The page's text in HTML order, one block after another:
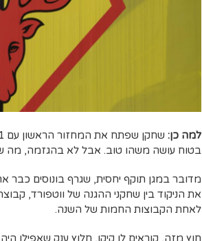
למה כן:
בטוח עושה משהו טוב. אבל לא בהגזמה, מה
לאחת הקבוצות החמות של השנה.